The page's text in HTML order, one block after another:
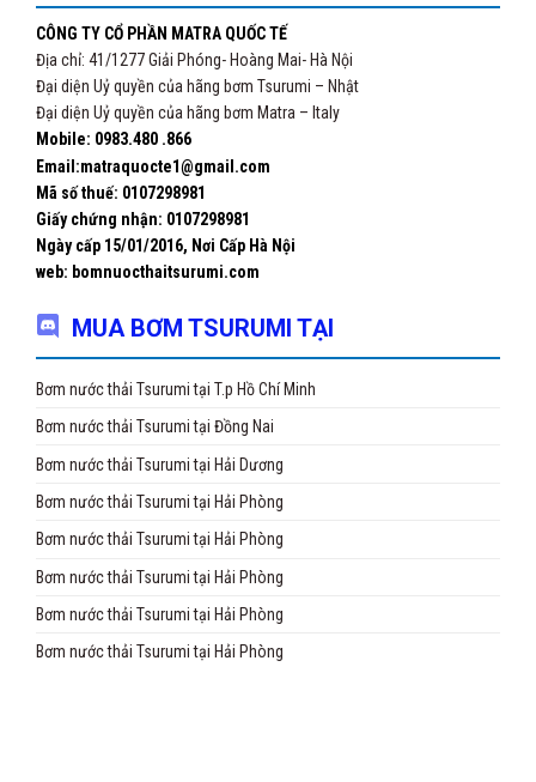
CÔNG TY CỔ PHẦN MATRA QUỐC TẾ
Địa chỉ: 41/1277 Giải Phóng- Hoàng Mai- Hà Nội
Đại diện Uỷ quyền của hãng bơm Tsurumi – Nhật
Đại diện Uỷ quyền của hãng bơm Matra – Italy
Mobile: 0983.480 .866
Email:matraquocte1@gmail.com
Mã số thuế: 0107298981
Giấy chứng nhận: 0107298981
Ngày cấp 15/01/2016, Nơi Cấp Hà Nội
web: bomnuocthaitsurumi.com
MUA BƠM TSURUMI TẠI
Bơm nước thải Tsurumi tại T.p Hồ Chí Minh
Bơm nước thải Tsurumi tại Đồng Nai
Bơm nước thải Tsurumi tại Hải Dương
Bơm nước thải Tsurumi tại Hải Phòng
Bơm nước thải Tsurumi tại Hải Phòng
Bơm nước thải Tsurumi tại Hải Phòng
Bơm nước thải Tsurumi tại Hải Phòng
Bơm nước thải Tsurumi tại Hải Phòng